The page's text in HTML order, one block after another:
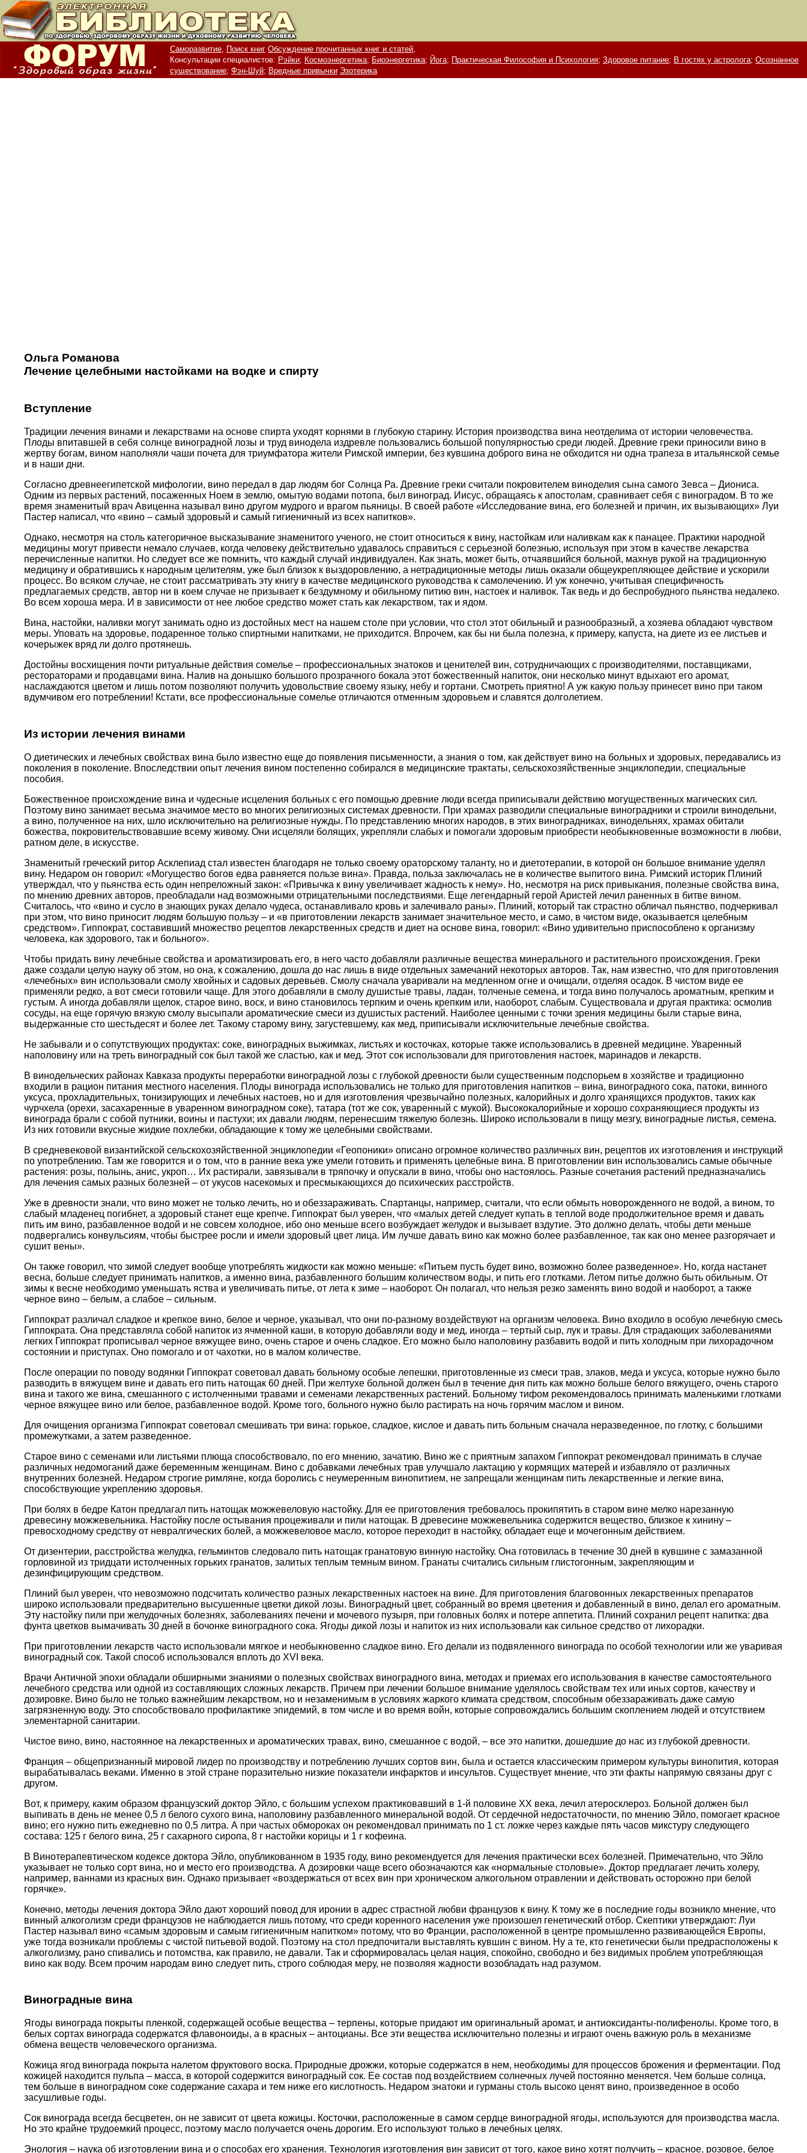
Саморазвитие, Поиск книг Обсуждение прочитанных книг и статей,
Консультации специалистов: Рэйки; Космоэнергетика; Биоэнергетика; Йога; Практическая Философия и Психология; Здоровое питание; В гостях у астролога; Осознанное
существование; Фэн-Шуй; Вредные привычки Эзотерика
Ольга Романова
Лечение целебными настойками на водке и спирту
Вступление
Традиции лечения винами и лекарствами на основе спирта уходят корнями в глубокую старину. История производства вина неотделима от истории человечества.
Плоды впитавшей в себя солнце виноградной лозы и труд винодела издревле пользовались большой популярностью среди людей. Древние греки приносили вино в
жертву богам, вином наполняли чаши почета для триумфатора жители Римской империи, без кувшина доброго вина не обходится ни одна трапеза в итальянской семье
и в наши дни.
Согласно древнеегипетской мифологии, вино передал в дар людям бог Солнца Ра. Древние греки считали покровителем виноделия сына самого Зевса – Диониса.
Одним из первых растений, посаженных Ноем в землю, омытую водами потопа, был виноград. Иисус, обращаясь к апостолам, сравнивает себя с виноградом. В то же
время знаменитый врач Авиценна называл вино другом мудрого и врагом пьяницы. В своей работе «Исследование вина, его болезней и причин, их вызывающих» Луи
Пастер написал, что «вино – самый здоровый и самый гигиеничный из всех напитков».
Однако, несмотря на столь категоричное высказывание знаменитого ученого, не стоит относиться к вину, настойкам или наливкам как к панацее. Практики народной
медицины могут привести немало случаев, когда человеку действительно удавалось справиться с серьезной болезнью, используя при этом в качестве лекарства
перечисленные напитки. Но следует все же помнить, что каждый случай индивидуален. Как знать, может быть, отчаявшийся больной, махнув рукой на традиционную
медицину и обратившись к народным целителям, уже был близок к выздоровлению, а нетрадиционные методы лишь оказали общеукрепляющее действие и ускорили
процесс. Во всяком случае, не стоит рассматривать эту книгу в качестве медицинского руководства к самолечению. И уж конечно, учитывая специфичность
предлагаемых средств, автор ни в коем случае не призывает к бездумному и обильному питию вин, настоек и наливок. Так ведь и до беспробудного пьянства недалеко.
Во всем хороша мера. И в зависимости от нее любое средство может стать как лекарством, так и ядом.
Вина, настойки, наливки могут занимать одно из достойных мест на нашем столе при условии, что стол этот обильный и разнообразный, а хозяева обладают чувством
меры. Уповать на здоровье, подаренное только спиртными напитками, не приходится. Впрочем, как бы ни была полезна, к примеру, капуста, на диете из ее листьев и
кочерыжек вряд ли долго протянешь.
Достойны восхищения почти ритуальные действия сомелье – профессиональных знатоков и ценителей вин, сотрудничающих с производителями, поставщиками,
рестораторами и продавцами вина. Налив на донышко большого прозрачного бокала этот божественный напиток, они несколько минут вдыхают его аромат,
наслаждаются цветом и лишь потом позволяют получить удовольствие своему языку, небу и гортани. Смотреть приятно! А уж какую пользу принесет вино при таком
вдумчивом его потреблении! Кстати, все профессиональные сомелье отличаются отменным здоровьем и славятся долголетием.
Из истории лечения винами
О диетических и лечебных свойствах вина было известно еще до появления письменности, а знания о том, как действует вино на больных и здоровых, передавались из
поколения в поколение. Впоследствии опыт лечения вином постепенно собирался в медицинские трактаты, сельскохозяйственные энциклопедии, специальные
пособия.
Божественное происхождение вина и чудесные исцеления больных с его помощью древние люди всегда приписывали действию могущественных магических сил.
Поэтому вино занимает весьма значимое место во многих религиозных системах древности. При храмах разводили специальные виноградники и строили винодельни,
а вино, полученное на них, шло исключительно на религиозные нужды. По представлению многих народов, в этих виноградниках, винодельнях, храмах обитали
божества, покровительствовавшие всему живому. Они исцеляли болящих, укрепляли слабых и помогали здоровым приобрести необыкновенные возможности в любви,
ратном деле, в искусстве.
Знаменитый греческий ритор Асклепиад стал известен благодаря не только своему ораторскому таланту, но и диетотерапии, в которой он большое внимание уделял
вину. Недаром он говорил: «Могущество богов едва равняется пользе вина». Правда, польза заключалась не в количестве выпитого вина. Римский историк Плиний
утверждал, что у пьянства есть один непреложный закон: «Привычка к вину увеличивает жадность к нему». Но, несмотря на риск привыкания, полезные свойства вина,
по мнению древних авторов, преобладали над возможными отрицательными последствиями. Еще легендарный герой Аристей лечил раненных в битве вином.
Считалось, что «вино и сусло в знающих руках делало чудеса, останавливало кровь и залечивало раны». Плиний, который так страстно обличал пьянство, подчеркивал
при этом, что вино приносит людям большую пользу – и «в приготовлении лекарств занимает значительное место, и само, в чистом виде, оказывается целебным
средством». Гиппократ, составивший множество рецептов лекарственных средств и диет на основе вина, говорил: «Вино удивительно приспособлено к организму
человека, как здорового, так и больного».
Чтобы придать вину лечебные свойства и ароматизировать его, в него часто добавляли различные вещества минерального и растительного происхождения. Греки
даже создали целую науку об этом, но она, к сожалению, дошла до нас лишь в виде отдельных замечаний некоторых авторов. Так, нам известно, что для приготовления
«лечебных» вин использовали смолу хвойных и садовых деревьев. Смолу сначала уваривали на медленном огне и очищали, отделяя осадок. В чистом виде ее
применяли редко, а вот смеси готовили чаще. Для этого добавляли в смолу душистые травы, ладан, толченые семена, и тогда вино получалось ароматным, крепким и
густым. А иногда добавляли щелок, старое вино, воск, и вино становилось терпким и очень крепким или, наоборот, слабым. Существовала и другая практика: осмолив
сосуды, на еще горячую вязкую смолу высыпали ароматические смеси из душистых растений. Наиболее ценными с точки зрения медицины были старые вина,
выдержанные сто шестьдесят и более лет. Такому старому вину, загустевшему, как мед, приписывали исключительные лечебные свойства.
Не забывали и о сопутствующих продуктах: соке, виноградных выжимках, листьях и косточках, которые также использовались в древней медицине. Уваренный
наполовину или на треть виноградный сок был такой же сластью, как и мед. Этот сок использовали для приготовления настоек, маринадов и лекарств.
В винодельческих районах Кавказа продукты переработки виноградной лозы с глубокой древности были существенным подспорьем в хозяйстве и традиционно
входили в рацион питания местного населения. Плоды винограда использовались не только для приготовления напитков – вина, виноградного сока, патоки, винного
уксуса, прохладительных, тонизирующих и лечебных настоев, но и для изготовления чрезвычайно полезных, калорийных и долго хранящихся продуктов, таких как
чурчхела (орехи, засахаренные в уваренном виноградном соке), татара (тот же сок, уваренный с мукой). Высококалорийные и хорошо сохраняющиеся продукты из
винограда брали с собой путники, воины и пастухи; их давали людям, перенесшим тяжелую болезнь. Широко использовали в пищу мезгу, виноградные листья, семена.
Из них готовили вкусные жидкие похлебки, обладающие к тому же целебными свойствами.
В средневековой византийской сельскохозяйственной энциклопедии «Геопоники» описано огромное количество различных вин, рецептов их изготовления и инструкций
по употреблению. Там же говорится и о том, что в ранние века уже умели готовить и применять целебные вина. В приготовлении вин использовались самые обычные
растения: розы, полынь, анис, укроп… Их растирали, завязывали в тряпочку и опускали в вино, чтобы оно настоялось. Разные сочетания растений предназначались
для лечения самых разных болезней – от укусов насекомых и пресмыкающихся до психических расстройств.
Уже в древности знали, что вино может не только лечить, но и обеззараживать. Спартанцы, например, считали, что если обмыть новорожденного не водой, а вином, то
слабый младенец погибнет, а здоровый станет еще крепче. Гиппократ был уверен, что «малых детей следует купать в теплой воде продолжительное время и давать
пить им вино, разбавленное водой и не совсем холодное, ибо оно меньше всего возбуждает желудок и вызывает вздутие. Это должно делать, чтобы дети меньше
подвергались конвульсиям, чтобы быстрее росли и имели здоровый цвет лица. Им лучше давать вино как можно более разбавленное, так как оно менее разгорячает и
сушит вены».
Он также говорил, что зимой следует вообще употреблять жидкости как можно меньше: «Питьем пусть будет вино, возможно более разведенное». Но, когда настанет
весна, больше следует принимать напитков, а именно вина, разбавленного большим количеством воды, и пить его глотками. Летом питье должно быть обильным. От
зимы к весне необходимо уменьшать яства и увеличивать питье, от лета к зиме – наоборот. Он полагал, что нельзя резко заменять вино водой и наоборот, а также
черное вино – белым, а слабое – сильным.
Гиппократ различал сладкое и крепкое вино, белое и черное, указывал, что они по-разному воздействуют на организм человека. Вино входило в особую лечебную смесь
Гиппократа. Она представляла собой напиток из ячменной каши, в которую добавляли воду и мед, иногда – тертый сыр, лук и травы. Для страдающих заболеваниями
легких Гиппократ прописывал черное вяжущее вино, очень старое и очень сладкое. Его можно было наполовину разбавить водой и пить холодным при лихорадочном
состоянии и приступах. Оно помогало и от чахотки, но в малом количестве.
После операции по поводу водянки Гиппократ советовал давать больному особые лепешки, приготовленные из смеси трав, злаков, меда и уксуса, которые нужно было
разводить в вяжущем вине и давать его пить натощак 60 дней. При желтухе больной должен был в течение дня пить как можно больше белого вяжущего, очень старого
вина и такого же вина, смешанного с истолченными травами и семенами лекарственных растений. Больному тифом рекомендовалось принимать маленькими глотками
черное вяжущее вино или белое, разбавленное водой. Кроме того, больного нужно было растирать на ночь горячим маслом и вином.
Для очищения организма Гиппократ советовал смешивать три вина: горькое, сладкое, кислое и давать пить больным сначала неразведенное, по глотку, с большими
промежутками, а затем разведенное.
Старое вино с семенами или листьями плюща способствовало, по его мнению, зачатию. Вино же с приятным запахом Гиппократ рекомендовал принимать в случае
различных недомоганий даже беременным женщинам. Вино с добавками лечебных трав улучшало лактацию у кормящих матерей и избавляло от различных
внутренних болезней. Недаром строгие римляне, когда боролись с неумеренным винопитием, не запрещали женщинам пить лекарственные и легкие вина,
способствующие укреплению здоровья.
При болях в бедре Катон предлагал пить натощак можжевеловую настойку. Для ее приготовления требовалось прокипятить в старом вине мелко нарезанную
древесину можжевельника. Настойку после остывания процеживали и пили натощак. В древесине можжевельника содержится вещество, близкое к хинину –
превосходному средству от невралгических болей, а можжевеловое масло, которое переходит в настойку, обладает еще и мочегонным действием.
От дизентерии, расстройства желудка, гельминтов следовало пить натощак гранатовую винную настойку. Она готовилась в течение 30 дней в кувшине с замазанной
горловиной из тридцати истолченных горьких гранатов, залитых теплым темным вином. Гранаты считались сильным глистогонным, закрепляющим и
дезинфицирующим средством.
Плиний был уверен, что невозможно подсчитать количество разных лекарственных настоек на вине. Для приготовления благовонных лекарственных препаратов
широко использовали предварительно высушенные цветки дикой лозы. Виноградный цвет, собранный во время цветения и добавленный в вино, делал его ароматным.
Эту настойку пили при желудочных болезнях, заболеваниях печени и мочевого пузыря, при головных болях и потере аппетита. Плиний сохранил рецепт напитка: два
фунта цветков вымачивать 30 дней в бочонке виноградного сока. Ягоды дикой лозы и напиток из них использовали как сильное средство от лихорадки.
При приготовлении лекарств часто использовали мягкое и необыкновенно сладкое вино. Его делали из подвяленного винограда по особой технологии или же уваривая
виноградный сок. Такой способ использовался вплоть до XVI века.
Врачи Античной эпохи обладали обширными знаниями о полезных свойствах виноградного вина, методах и приемах его использования в качестве самостоятельного
лечебного средства или одной из составляющих сложных лекарств. Причем при лечении большое внимание уделялось свойствам тех или иных сортов, качеству и
дозировке. Вино было не только важнейшим лекарством, но и незаменимым в условиях жаркого климата средством, способным обеззараживать даже самую
загрязненную воду. Это способствовало профилактике эпидемий, в том числе и во время войн, которые сопровождались большим скоплением людей и отсутствием
элементарной санитарии.
Чистое вино, вино, настоянное на лекарственных и ароматических травах, вино, смешанное с водой, – все это напитки, дошедшие до нас из глубокой древности.
Франция – общепризнанный мировой лидер по производству и потреблению лучших сортов вин, была и остается классическим примером культуры винопития, которая
вырабатывалась веками. Именно в этой стране поразительно низкие показатели инфарктов и инсультов. Существует мнение, что эти факты напрямую связаны друг с
другом.
Вот, к примеру, каким образом французский доктор Эйло, с большим успехом практиковавший в 1-й половине XX века, лечил атеросклероз. Больной должен был
выпивать в день не менее 0,5 л белого сухого вина, наполовину разбавленного минеральной водой. От сердечной недостаточности, по мнению Эйло, помогает красное
вино; его нужно пить ежедневно по 0,5 литра. А при частых обмороках он рекомендовал принимать по 1 ст. ложке через каждые пять часов микстуру следующего
состава: 125 г белого вина, 25 г сахарного сиропа, 8 г настойки корицы и 1 г кофеина.
В Винотерапевтическом кодексе доктора Эйло, опубликованном в 1935 году, вино рекомендуется для лечения практически всех болезней. Примечательно, что Эйло
указывает не только сорт вина, но и место его производства. А дозировки чаще всего обозначаются как «нормальные столовые». Доктор предлагает лечить холеру,
например, ваннами из красных вин. Однако призывает «воздержаться от всех вин при хроническом алкогольном отравлении и действовать осторожно при белой
горячке».
Конечно, методы лечения доктора Эйло дают хороший повод для иронии в адрес страстной любви французов к вину. К тому же в последние годы возникло мнение, что
винный алкоголизм среди французов не наблюдается лишь потому, что среди коренного населения уже произошел генетический отбор. Скептики утверждают: Луи
Пастер называл вино «самым здоровым и самым гигиеничным напитком» потому, что во Франции, расположенной в центре промышленно развивающейся Европы,
уже тогда возникали проблемы с чистой питьевой водой. Поэтому на стол предпочитали выставлять кувшин с вином. Ну а те, кто генетически были предрасположены к
алкоголизму, рано спивались и потомства, как правило, не давали. Так и сформировалась целая нация, спокойно, свободно и без видимых проблем употребляющая
вино как воду. Всем прочим народам вино следует пить, строго соблюдая меру, не позволяя жадности возобладать над разумом.
Виноградные вина
Ягоды винограда покрыты пленкой, содержащей особые вещества – терпены, которые придают им оригинальный аромат, и антиоксиданты-полифенолы. Кроме того, в
белых сортах винограда содержатся флавоноиды, а в красных – антоцианы. Все эти вещества исключительно полезны и играют очень важную роль в механизме
обмена веществ человеческого организма.
Кожица ягод винограда покрыта налетом фруктового воска. Природные дрожжи, которые содержатся в нем, необходимы для процессов брожения и ферментации. Под
кожицей находится пульпа – масса, в которой содержится виноградный сок. Ее состав под воздействием солнечных лучей постоянно меняется. Чем больше солнца,
тем больше в виноградном соке содержание сахара и тем ниже его кислотность. Недаром знатоки и гурманы столь высоко ценят вино, произведенное в особо
засушливые годы.
Сок винограда всегда бесцветен, он не зависит от цвета кожицы. Косточки, расположенные в самом сердце виноградной ягоды, используются для производства масла.
Но это крайне трудоемкий процесс, поэтому масло получается очень дорогим. Его используют только в лечебных целях.
Энология – наука об изготовлении вина и о способах его хранения. Технология изготовления вин зависит от того, какое вино хотят получить – красное, розовое, белое